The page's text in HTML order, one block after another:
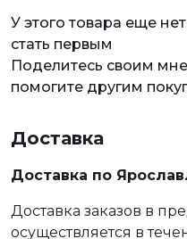
У этого товара еще
стать первым
Поделитесь своим
помогите другим
Доставка
Доставка по
Доставка заказов в
осуществляется в